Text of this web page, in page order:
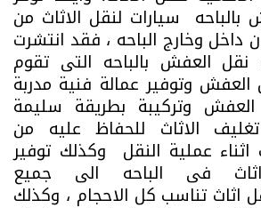
سيارات لنقل الاثاث من
داخل وخارج الباحه ، فقد انتشرت
العفش بالباحه التى تقوم
العفش وتوفير عمالة فنية مدربة
وتركيبة بطريقة سليمة
تغليف الاثاث للحفاظ عليه من
عملية النقل وكذلك توفير
فى الباحه الى جميع
اثاث تناسب كل الاحجام ، وكذلك